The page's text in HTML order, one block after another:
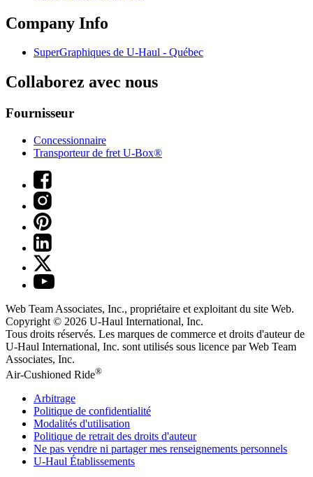
Company Info
SuperGraphiques de U-Haul - Québec
Collaborez avec nous
Fournisseur
Concessionnaire
Transporteur de fret U-Box®
Web Team Associates, Inc., propriétaire et exploitant du site Web.
Copyright © 2026 U-Haul International, Inc.
Tous droits réservés. Les marques de commerce et droits d'auteur de
U-Haul International, Inc. sont utilisés sous licence par Web Team
Associates, Inc.
Air-Cushioned Ride®
Arbitrage
Politique de confidentialité
Modalités d'utilisation
Politique de retrait des droits d'auteur
Ne pas vendre ni partager mes renseignements personnels
U-Haul Établissements